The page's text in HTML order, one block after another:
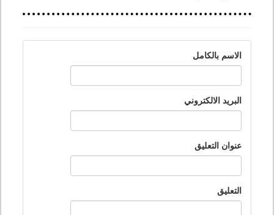
الاسم بالكامل
البريد الالكتروني
عنوان التعليق
التعليق